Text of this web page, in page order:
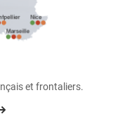
et frontaliers.